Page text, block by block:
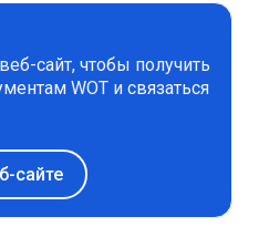
сайт, чтобы получить
WOT и связаться
сайте